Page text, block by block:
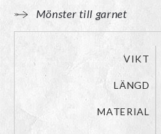
Mönster till garnet
VIKT
LÄNGD
MATERIAL